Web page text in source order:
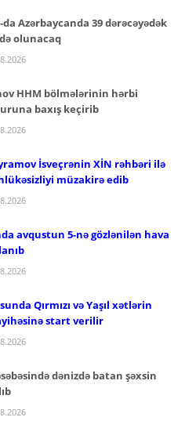
Azərbaycanda 39 dərəcəyədək
olunacaq
HHM bölmələrinin hərbi
baxış keçirib
İsveçrənin XİN rəhbəri ilə
müzakirə edib
avqustun 5-nə gözlənilən hava
Qırmızı və Yaşıl xətlərin
start verilir
dənizdə batan şəxsin